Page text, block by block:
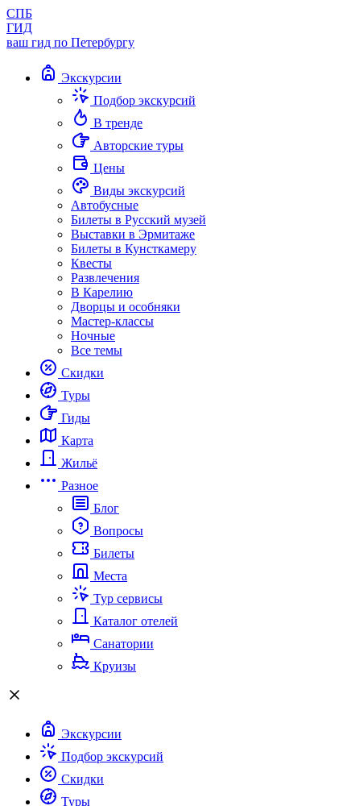
СПБ
ГИД
ваш гид по Петербургу
Экскурсии
Подбор экскурсий
В тренде
Авторские туры
Цены
Виды экскурсий
Автобусные
Билеты в Русский музей
Выставки в Эрмитаже
Билеты в Кунсткамеру
Квесты
Развлечения
В Карелию
Дворцы и особняки
Мастер-классы
Ночные
Все темы
Скидки
Туры
Гиды
Карта
Жильё
Разное
Блог
Вопросы
Билеты
Места
Тур сервисы
Каталог отелей
Санатории
Круизы
Экскурсии
Подбор экскурсий
Скидки
Туры